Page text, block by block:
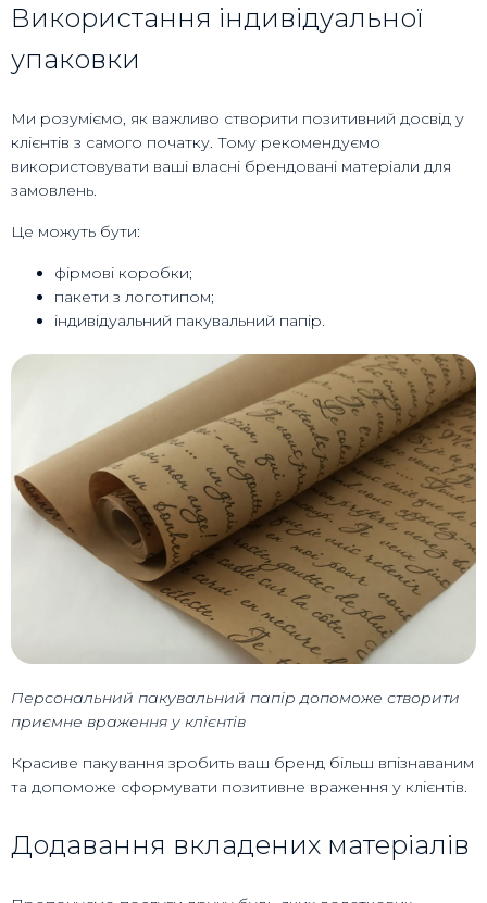
Використання індивідуальної
упаковки
Ми розуміємо, як важливо створити позитивний досвід у
клієнтів з самого початку. Тому рекомендуємо
використовувати ваші власні брендовані матеріали для
замовлень.
Це можуть бути:
фірмові коробки;
пакети з логотипом;
індивідуальний пакувальний папір.
Персональний пакувальний папір допоможе створити
приємне враження у клієнтів
Красиве пакування зробить ваш бренд більш впізнаваним
та допоможе сформувати позитивне враження у клієнтів.
Додавання вкладених матеріалів